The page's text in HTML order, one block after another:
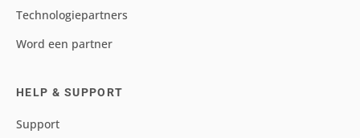
Technologiepartners
Word een partner
HELP & SUPPORT
Support